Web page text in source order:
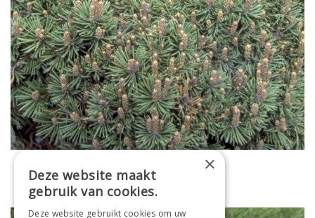
Pinus uncinata 'Gr?ne Welle'
×
Deze website maakt
gebruik van cookies.
Deze website gebruikt cookies om uw